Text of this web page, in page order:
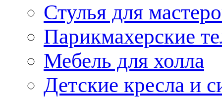
Стулья для
Парикмахерские
Мебель для холла
Детские кресла и